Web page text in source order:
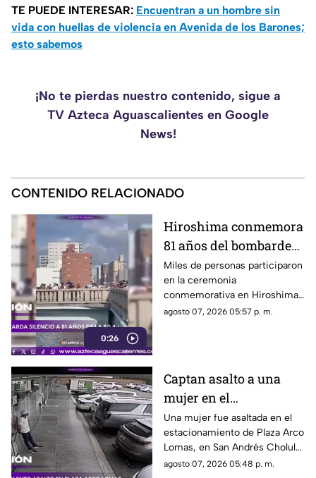
TE PUEDE INTERESAR: Encuentran a un hombre sin
vida con huellas de violencia en Avenida de los Barones;
esto sabemos
¡No te pierdas nuestro contenido, sigue a
TV Azteca Aguascalientes en Google
News!
CONTENIDO RELACIONADO
0:26
Hiroshima conmemora
81 años del bombardeo
atómico con un minuto
de silencio
Miles de personas participaron
en la ceremonia
conmemorativa en Hiroshima,
donde se recordó a las
agosto 07, 2026 05:57 p. m.
Captan asalto a una
mujer en el
estacionamiento de
Plaza Arco Lomas
Una mujer fue asaltada en el
estacionamiento de Plaza Arco
Lomas, en San Andrés Cholula.
El ataque quedó registrado por
agosto 07, 2026 05:48 p. m.